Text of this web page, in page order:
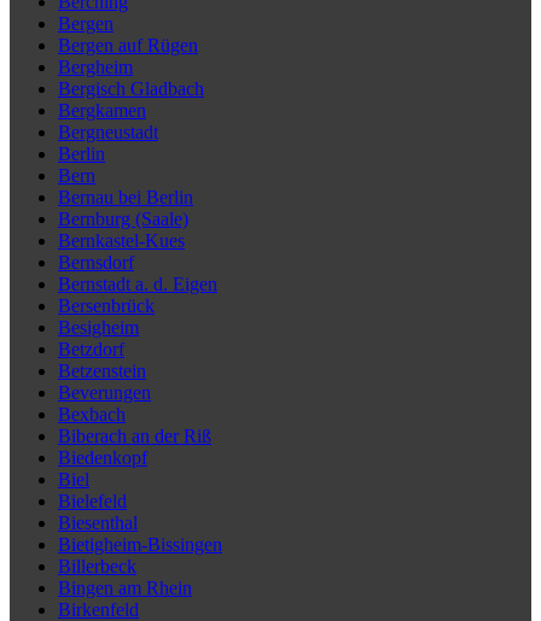
Bergen
Bergen auf Rügen
Bergheim
Bergisch Gladbach
Bergkamen
Bergneustadt
Berlin
Bern
Bernau bei Berlin
Bernburg (Saale)
Bernkastel-Kues
Bernsdorf
Bernstadt a. d. Eigen
Bersenbrück
Besigheim
Betzdorf
Betzenstein
Beverungen
Bexbach
Biberach an der Riß
Biedenkopf
Biel
Bielefeld
Biesenthal
Bietigheim-Bissingen
Billerbeck
Bingen am Rhein
Birkenfeld